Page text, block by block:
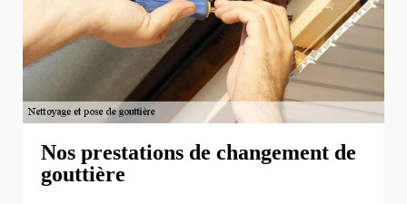
Nos prestations de changement de
gouttière